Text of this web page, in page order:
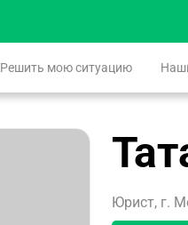
Решить мою ситуацию
Юрист, г.